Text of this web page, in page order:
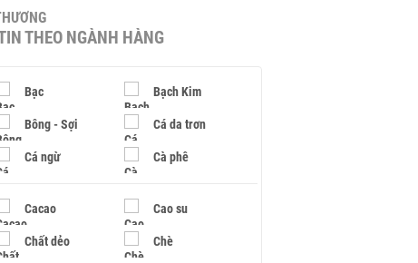
THEO NGÀNH HÀNG
Bạc Bạch Kim
Bông - Sợi Cá da trơn
Cá ngừ Cà phê
Cacao Cao su
Chất dẻo Chè